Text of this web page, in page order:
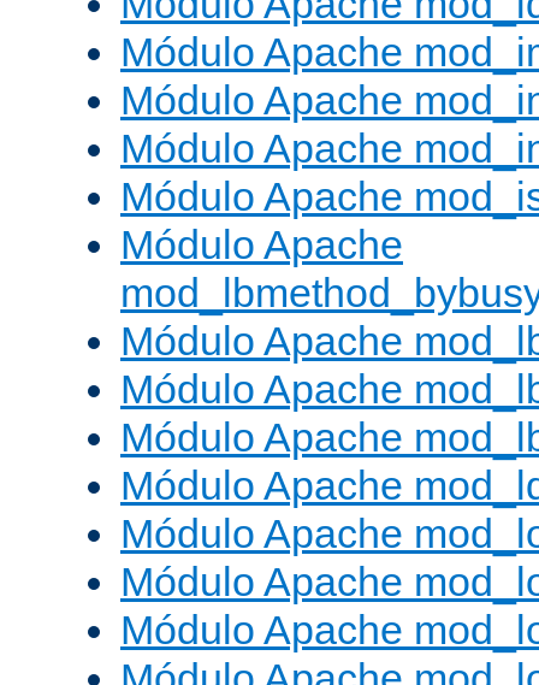
Módulo Apache
Módulo Apache
Módulo Apache
Módulo Apache
Módulo Apache
Módulo Apache
Módulo Apache
Módulo Apache
Módulo Apache
Módulo Apache
Módulo Apache
Módulo Apache